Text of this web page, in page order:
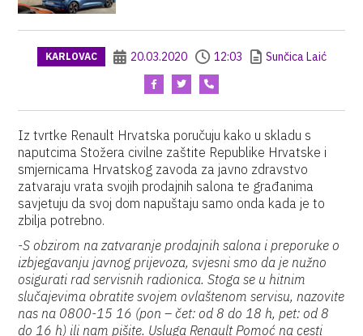
KARLOVAC 20.03.2020 12:03 Sunčica Laić
Iz tvrtke Renault Hrvatska poručuju kako u skladu s
naputcima Stožera civilne zaštite Republike Hrvatske i
smjernicama Hrvatskog zavoda za javno zdravstvo
zatvaraju vrata svojih prodajnih salona te građanima
savjetuju da svoj dom napuštaju samo onda kada je to
zbilja potrebno.
-S obzirom na zatvaranje prodajnih salona i preporuke o
izbjegavanju javnog prijevoza, svjesni smo da je nužno
osigurati rad servisnih radionica. Stoga se u hitnim
slučajevima obratite svojem ovlaštenom servisu, nazovite
nas na 0800-15 16 (pon – čet: od 8 do 18 h, pet: od 8
do 16 h) ili nam pišite. Usluga Renault Pomoć na cesti